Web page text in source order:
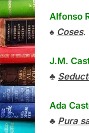
Alfonso
♠ Coses.
J.M.
♣
Ada
♣ Pura